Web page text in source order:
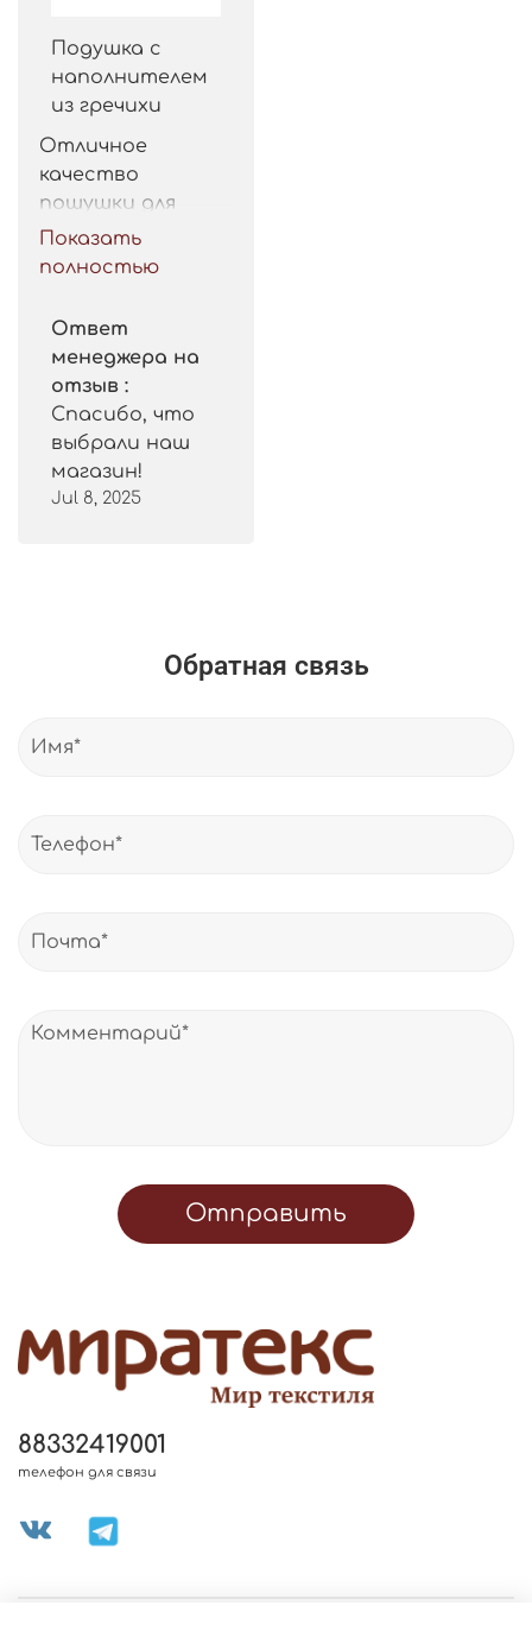
Подушка с
наполнителем
из гречихи
Отличное
качество
пошушки для
такой цены.
Рекомендую.
Показать
полностью
Ответ
менеджера на
отзыв :
Спасибо, что
выбрали наш
магазин!
Jul 8, 2025
Обратная связь
Отправить
88332419001
телефон для связи